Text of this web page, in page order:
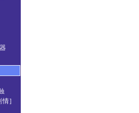
情]